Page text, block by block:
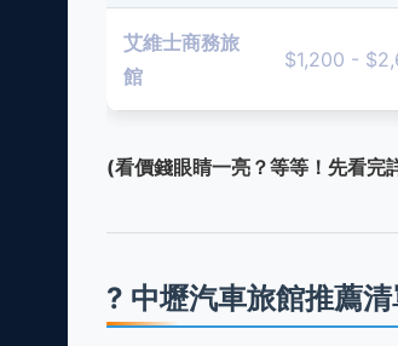
艾維士商務旅
館
$1,200 -
(看價錢眼睛一亮？等等！先看完
? 中壢汽車旅館推薦